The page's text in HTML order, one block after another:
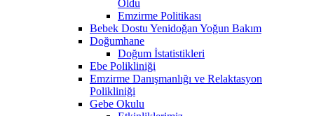
Oldu
Emzirme Politikası
Bebek Dostu Yenidoğan Yoğun Bakım
Doğumhane
Doğum İstatistikleri
Ebe Polikliniği
Emzirme Danışmanlığı ve Relaktasyon
Polikliniği
Gebe Okulu